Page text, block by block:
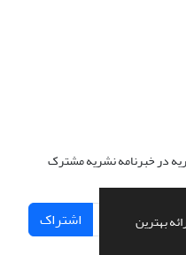
بهترین
در خبرنامه نشریه مشترک
اشتراک